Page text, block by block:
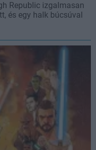
Republic izgalmasan
és egy halk búcsúval